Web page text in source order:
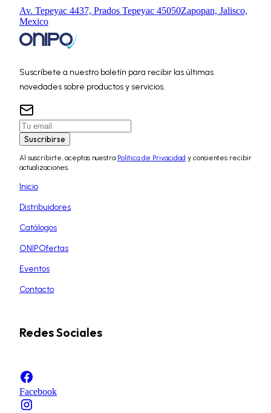
Av. Tepeyac 4437, Prados Tepeyac 45050Zapopan, Jalisco,
Mexico
Suscríbete a nuestro boletín para recibir las últimas
novedades sobre productos y servicios.
Suscribirse
Al suscribirte, aceptas nuestra Política de Privacidad y consientes recibir
actualizaciones.
Inicio
Distribuidores
Catálogos
ONIPOfertas
Eventos
Contacto
Redes Sociales
Facebook